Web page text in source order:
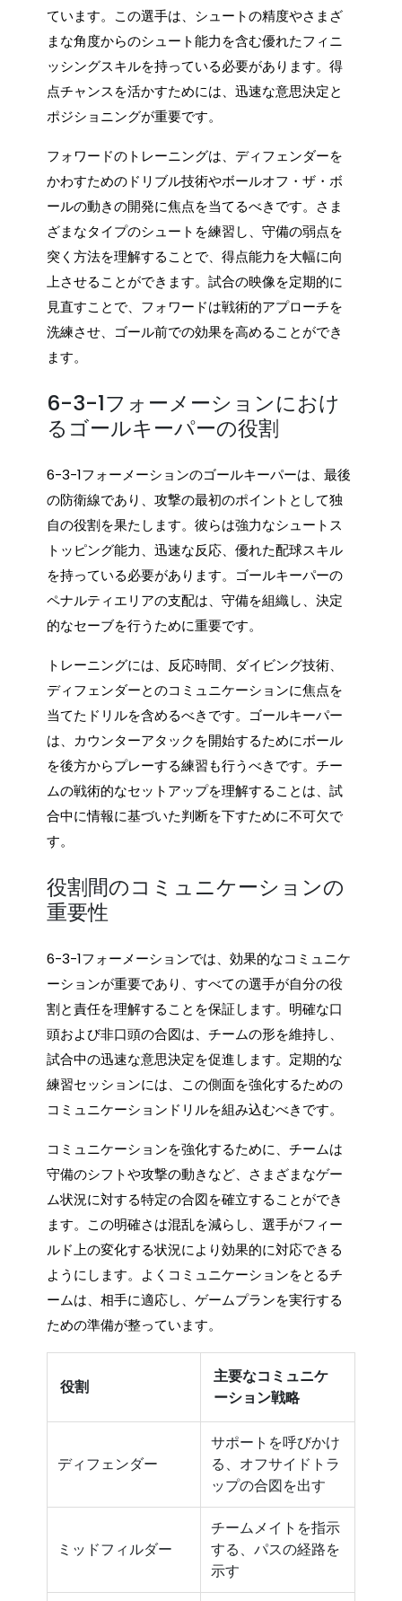
ています。この選手は、シュートの精度やさまざ
まな角度からのシュート能力を含む優れたフィニ
ッシングスキルを持っている必要があります。得
点チャンスを活かすためには、迅速な意思決定と
ポジショニングが重要です。
フォワードのトレーニングは、ディフェンダーを
かわすためのドリブル技術やボールオフ・ザ・ボ
ールの動きの開発に焦点を当てるべきです。さま
ざまなタイプのシュートを練習し、守備の弱点を
突く方法を理解することで、得点能力を大幅に向
上させることができます。試合の映像を定期的に
見直すことで、フォワードは戦術的アプローチを
洗練させ、ゴール前での効果を高めることができ
ます。
6-3-1フォーメーションにおけ
るゴールキーパーの役割
6-3-1フォーメーションのゴールキーパーは、最後
の防衛線であり、攻撃の最初のポイントとして独
自の役割を果たします。彼らは強力なシュートス
トッピング能力、迅速な反応、優れた配球スキル
を持っている必要があります。ゴールキーパーの
ペナルティエリアの支配は、守備を組織し、決定
的なセーブを行うために重要です。
トレーニングには、反応時間、ダイビング技術、
ディフェンダーとのコミュニケーションに焦点を
当てたドリルを含めるべきです。ゴールキーパー
は、カウンターアタックを開始するためにボール
を後方からプレーする練習も行うべきです。チー
ムの戦術的なセットアップを理解することは、試
合中に情報に基づいた判断を下すために不可欠で
す。
役割間のコミュニケーションの
重要性
6-3-1フォーメーションでは、効果的なコミュニケ
ーションが重要であり、すべての選手が自分の役
割と責任を理解することを保証します。明確な口
頭および非口頭の合図は、チームの形を維持し、
試合中の迅速な意思決定を促進します。定期的な
練習セッションには、この側面を強化するための
コミュニケーションドリルを組み込むべきです。
コミュニケーションを強化するために、チームは
守備のシフトや攻撃の動きなど、さまざまなゲー
ム状況に対する特定の合図を確立することができ
ます。この明確さは混乱を減らし、選手がフィー
ルド上の変化する状況により効果的に対応できる
ようにします。よくコミュニケーションをとるチ
ームは、相手に適応し、ゲームプランを実行する
ための準備が整っています。
役割
主要なコミュニケ
ーション戦略
ディフェンダー
サポートを呼びかけ
る、オフサイドトラ
ップの合図を出す
ミッドフィルダー
チームメイトを指示
する、パスの経路を
示す